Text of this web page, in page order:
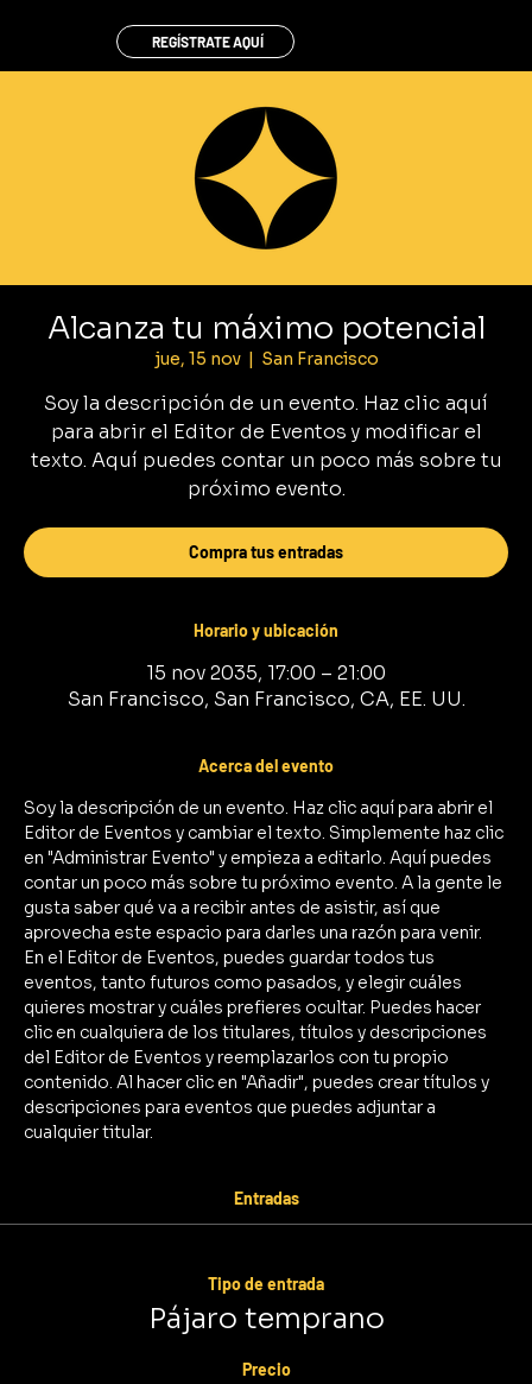
REGÍSTRATE AQUÍ
Alcanza tu máximo potencial
jue, 15 nov
  |
San Francisco
Soy la descripción de un evento. Haz clic aquí
para abrir el Editor de Eventos y modificar el
texto. Aquí puedes contar un poco más sobre tu
próximo evento.
Compra tus entradas
Horario y ubicación
15 nov 2035, 17:00 – 21:00
San Francisco, San Francisco, CA, EE. UU.
Acerca del evento
Soy la descripción de un evento. Haz clic aquí para abrir el
Editor de Eventos y cambiar el texto. Simplemente haz clic
en "Administrar Evento" y empieza a editarlo. Aquí puedes
contar un poco más sobre tu próximo evento. A la gente le
gusta saber qué va a recibir antes de asistir, así que
aprovecha este espacio para darles una razón para venir.
En el Editor de Eventos, puedes guardar todos tus
eventos, tanto futuros como pasados, y elegir cuáles
quieres mostrar y cuáles prefieres ocultar. Puedes hacer
clic en cualquiera de los titulares, títulos y descripciones
del Editor de Eventos y reemplazarlos con tu propio
contenido. Al hacer clic en "Añadir", puedes crear títulos y
descripciones para eventos que puedes adjuntar a
cualquier titular.
Entradas
Tipo de entrada
Pájaro temprano
Precio